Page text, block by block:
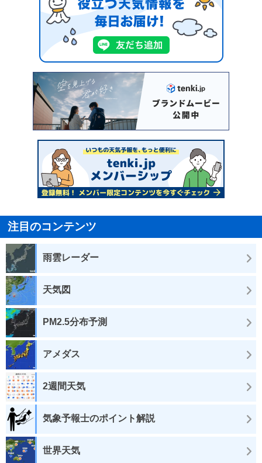
注目のコンテンツ
雨雲レーダー
天気図
PM2.5分布予測
アメダス
2週間天気
気象予報士のポイント解説
世界天気